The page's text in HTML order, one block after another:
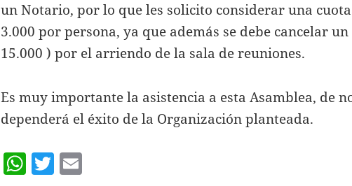
un Notario, por lo que les solicito considerar una
3.000 por persona, ya que además se debe cancelar
15.000 ) por el arriendo de la sala de reuniones.
Es muy importante la asistencia a esta Asamblea, de
dependerá el éxito de la Organización planteada.
W T